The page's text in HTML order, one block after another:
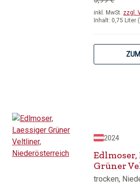
Inhalt: 0,75 Liter
inkl. MwSt. zzgl.
2024
Edlmoser,
Grüner
trocken,